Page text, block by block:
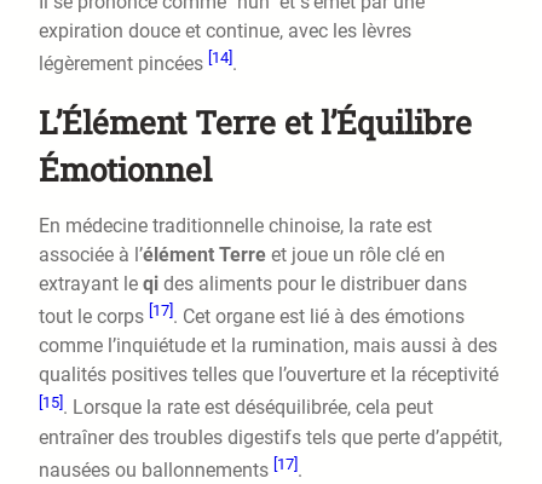
expiration douce et continue, avec les lèvres
légèrement pincées [14] .
L’Élément Terre et l’Équilibre
Émotionnel
En médecine traditionnelle chinoise, la rate est
associée à l’élément Terre et joue un rôle clé en
extrayant le qi des aliments pour le distribuer dans
tout le corps [17] . Cet organe est lié à des émotions
comme l’inquiétude et la rumination, mais aussi à des
qualités positives telles que l’ouverture et la réceptivité
[15]. Lorsque la rate est déséquilibrée, cela peut
entraîner des troubles digestifs tels que perte d’appétit,
nausées ou ballonnements [17] .